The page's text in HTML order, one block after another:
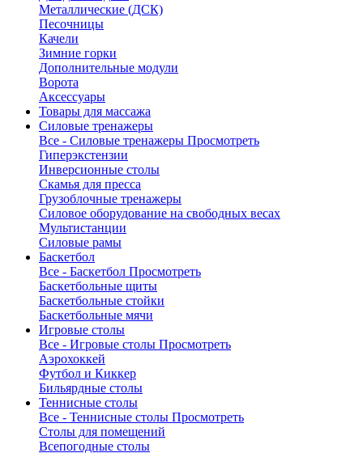
Металлические (ДСК)
Песочницы
Качели
Зимние горки
Дополнительные модули
Ворота
Аксессуары
Товары для массажа
Силовые тренажеры
Все - Силовые тренажеры Просмотреть
Гиперэкстензии
Инверсионные столы
Скамья для пресса
Грузоблочные тренажеры
Силовое оборудование на свободных весах
Мультистанции
Силовые рамы
Баскетбол
Все - Баскетбол Просмотреть
Баскетбольные щиты
Баскетбольные стойки
Баскетбольные мячи
Игровые столы
Все - Игровые столы Просмотреть
Аэрохоккей
Футбол и Киккер
Бильярдные столы
Теннисные столы
Все - Теннисные столы Просмотреть
Столы для помещений
Всепогодные столы